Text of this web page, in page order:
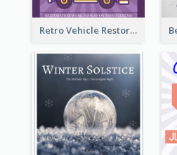
Retro Vehicle Restoration Instagram Post